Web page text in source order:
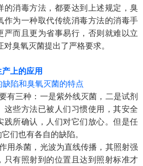
的消毒方法，都要达到上述规定，臭
作为一种取代传统消毒方法的消毒手
严而且更为省事易行，否则就难以立
臭氧灭菌提出了严格要求。
上的应用
陷和臭氧灭菌的特点
三种：一是紫外线灭菌，二是试剂
这些方法已被人们习惯使用，其安全
践所确认，人们对它们放心。但是任
们也有各自的缺陷。
杀菌，光波为直线传播，其照射强
只有照射到的位置且达到照射标准才